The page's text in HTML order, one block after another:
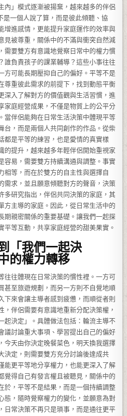
內」模式逐漸被揚棄，越來越多的伴侶
一個人說了算，而是彼此傾聽、協
增進感情，更能提升家庭運作的效率與
見被尊重，關係中的不滿與衝突自然減
需要雙方有意識地覺察日常中的權力慣
誰負責孩子的課業輔導？這些小事往往
方可能長期壓抑自己的偏好。平等不是
尊重彼此需求的前提下，找到動態平衡
深入了解對方的價值觀與生活習慣，進
家庭經營成果，不僅是物質上的公平分
當伴侶能夠在日常生活決策中體現平等
台，而是兩個人共同創作的作品。從柴
都是平等的練習，也是愛情的真實樣
的提升，越來越多年輕伴侶開始重視家
容易，需要雙方持續溝通與調整。事實
相等，而在於雙方的自主性與選擇自
需求，並且願意傾聽對方的聲音，決策
多研究指出，伴侶共同決策的家庭，其
方主導的家庭。因此，從日常生活中的
期親密關係的重要基礎。讓我們一起探
平等互動，共享家庭經營的甜美果實。
「我們一起決
的權力轉移
往往體現在日常決策的慣性裡。一方可
甚至旅遊規劃，而另一方則不自覺地順
下來會讓主導者感到疲憊，而順從者則
，伴侶需要有意識地重新分配決策權，
起決定」。具體做法包括：輪流主導不
議討論重大事項、學習提出自己的偏好
今天由你決定晚餐菜色，明天換我選擇
決定，則需要雙方充分討論後達成共
能更平等地分享權力，也能更深入了解
覺得自己有發言權且被聽見，關係中的
於，平等不是結果，而是一個持續調整
態，隨時覺察權力的變化，並願意為對
日常決策不再只是瑣事，而是通往更平